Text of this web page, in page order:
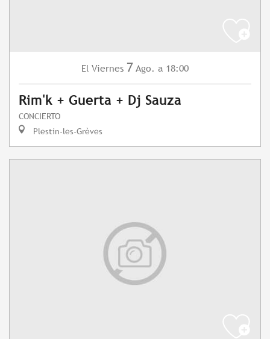
El Viernes 7 Ago. a 18:00
Rim'k + Guerta + Dj Sauza
CONCIERTO
Plestin-les-Grèves